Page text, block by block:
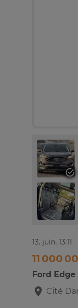
13. juin, 13:11
11 000
Ford
Cité